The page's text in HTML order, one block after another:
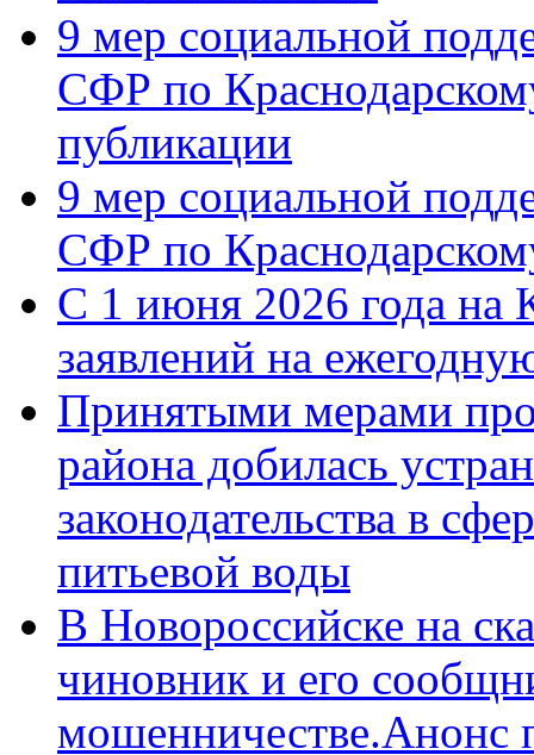
9 мер социальной
СФР по
публикации
9 мер социальной
СФР по
С 1 июня 2026 года на
заявлений на
Принятыми мерами
района добилась
законодательства в
питьевой воды
В Новороссийске на
чиновник и его
мошенничестве.Анонс